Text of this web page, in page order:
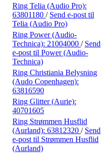
Ring Telia (Audio Pro):
63801180 / Send e-post til
Telia (Audio Pro)
Ring Power (Audio-
Technica): 21004000 / Send
e-post til Power (Audio-
Technica)
Ring Christiania Belysning
(Audo Copenhagen):
63816590
Ring Glitter (Aurie):
40701605
Ring Strømmen Husflid
(Aurland): 63812320 / Send
e-post til Strømmen Husflid
(Aurland)